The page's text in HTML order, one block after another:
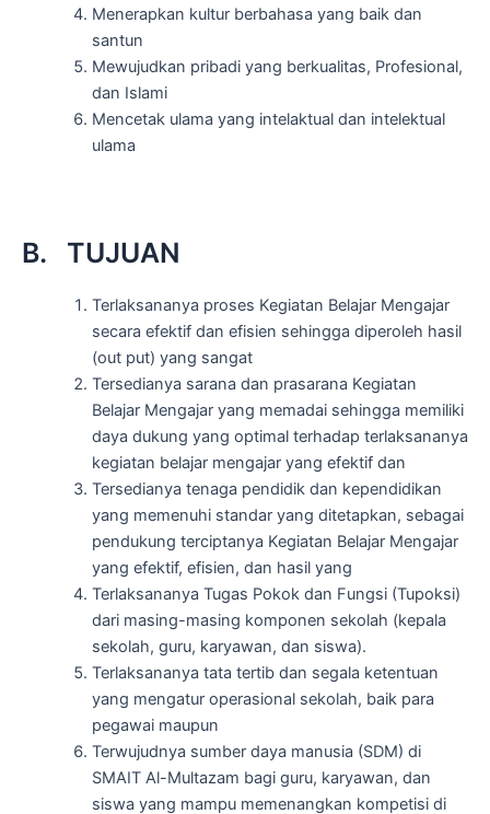
Menerapkan kultur berbahasa yang baik dan
santun
Mewujudkan pribadi yang berkualitas, Profesional,
dan Islami
Mencetak ulama yang intelaktual dan intelektual
ulama
B. TUJUAN
Terlaksananya proses Kegiatan Belajar Mengajar
secara efektif dan efisien sehingga diperoleh hasil
(out put) yang sangat
Tersedianya sarana dan prasarana Kegiatan
Belajar Mengajar yang memadai sehingga memiliki
daya dukung yang optimal terhadap terlaksananya
kegiatan belajar mengajar yang efektif dan
Tersedianya tenaga pendidik dan kependidikan
yang memenuhi standar yang ditetapkan, sebagai
pendukung terciptanya Kegiatan Belajar Mengajar
yang efektif, efisien, dan hasil yang
Terlaksananya Tugas Pokok dan Fungsi (Tupoksi)
dari masing-masing komponen sekolah (kepala
sekolah, guru, karyawan, dan siswa).
Terlaksananya tata tertib dan segala ketentuan
yang mengatur operasional sekolah, baik para
pegawai maupun
Terwujudnya sumber daya manusia (SDM) di
SMAIT Al-Multazam bagi guru, karyawan, dan
siswa yang mampu memenangkan kompetisi di